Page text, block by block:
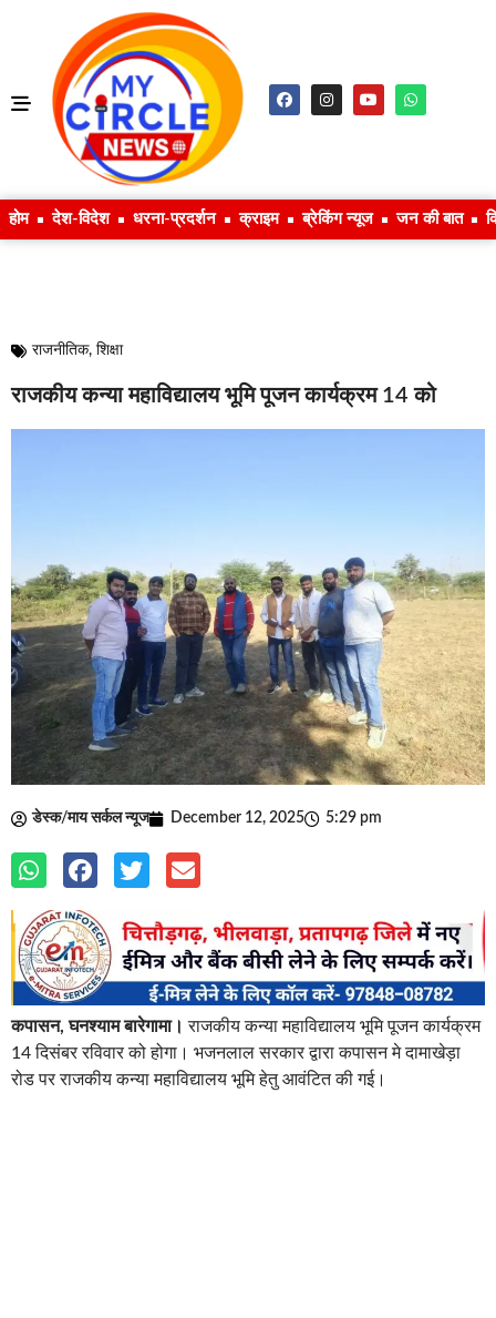
होम देश-विदेश धरना-प्रदर्शन क्राइम ब्रेकिंग न्यूज जन की बात
राजनीतिक, शिक्षा
राजकीय कन्या महाविद्यालय भूमि पूजन कार्यक्रम 14 को
डेस्क/माय सर्कल न्यूज December 12, 2025 5:29 pm
कपासन, घनश्याम बारेगामा। राजकीय कन्या महाविद्यालय भूमि पूजन कार्यक्रम
14 दिसंबर रविवार को होगा। भजनलाल सरकार द्वारा कपासन मे दामाखेड़ा
रोड पर राजकीय कन्या महाविद्यालय भूमि हेतु आवंटित की गई।